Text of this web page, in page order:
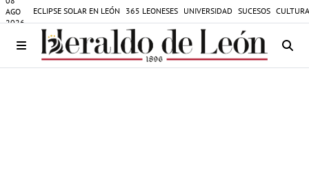
AGO
2026
ECLIPSE SOLAR EN LEÓN 365 LEONESES UNIVERSIDAD SUCESOS